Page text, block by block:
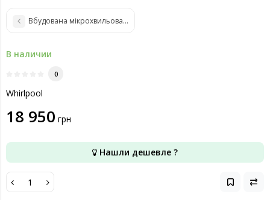
Вбудована мікрохвильова піч Whirlpool MBNA900X
В наличии
0
Whirlpool
18 950 грн
Нашли дешевле ?